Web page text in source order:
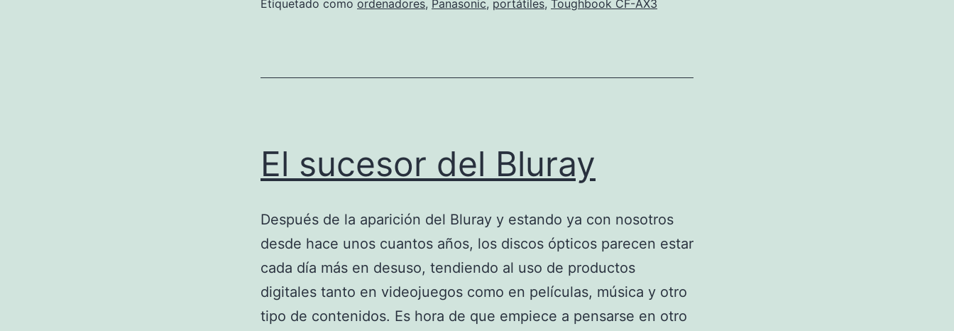
Etiquetado como ordenadores, Panasonic, portátiles, Toughbook CF-AX3
El sucesor del Bluray
Después de la aparición del Bluray y estando ya con nosotros
desde hace unos cuantos años, los discos ópticos parecen estar
cada día más en desuso, tendiendo al uso de productos
digitales tanto en videojuegos como en películas, música y otro
tipo de contenidos. Es hora de que empiece a pensarse en otro